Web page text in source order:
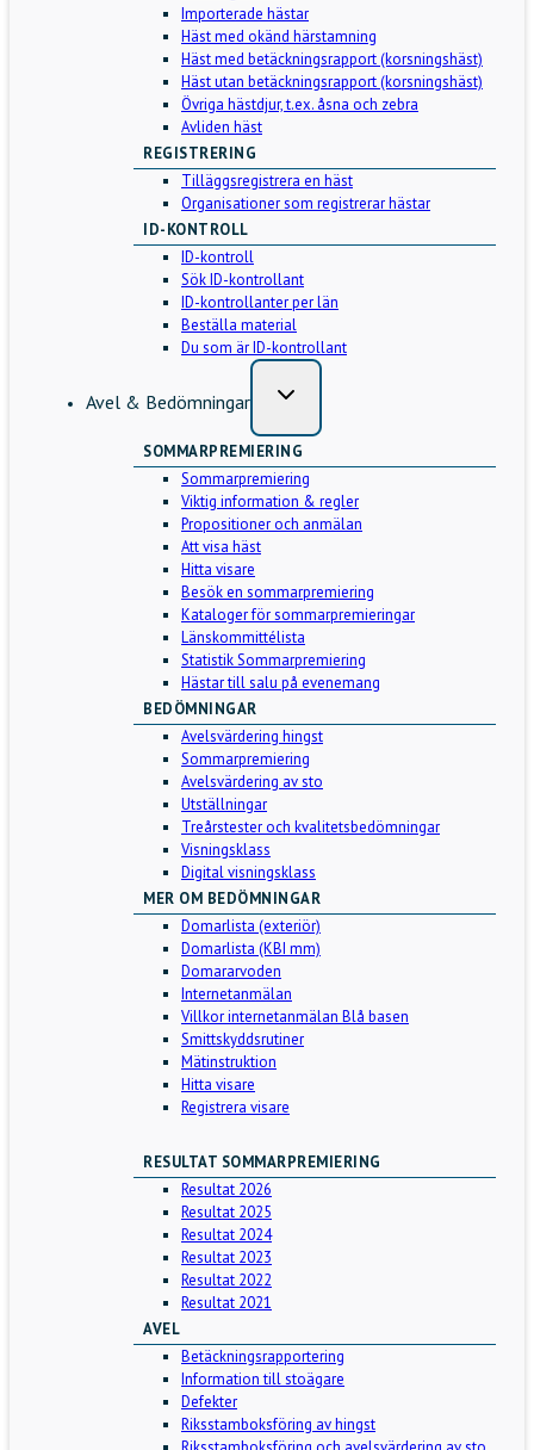
Importerade hästar
Häst med okänd härstamning
Häst med betäckningsrapport (korsningshäst)
Häst utan betäckningsrapport (korsningshäst)
Övriga hästdjur, t.ex. åsna och zebra
Avliden häst
REGISTRERING
Tilläggsregistrera en häst
Organisationer som registrerar hästar
ID-KONTROLL
ID-kontroll
Sök ID-kontrollant
ID-kontrollanter per län
Beställa material
Du som är ID-kontrollant
Avel & Bedömningar
SOMMARPREMIERING
Sommarpremiering
Viktig information & regler
Propositioner och anmälan
Att visa häst
Hitta visare
Besök en sommarpremiering
Kataloger för sommarpremieringar
Länskommittélista
Statistik Sommarpremiering
Hästar till salu på evenemang
BEDÖMNINGAR
Avelsvärdering hingst
Sommarpremiering
Avelsvärdering av sto
Utställningar
Treårstester och kvalitetsbedömningar
Visningsklass
Digital visningsklass
MER OM BEDÖMNINGAR
Domarlista (exteriör)
Domarlista (KBI mm)
Domararvoden
Internetanmälan
Villkor internetanmälan Blå basen
Smittskyddsrutiner
Mätinstruktion
Hitta visare
Registrera visare
RESULTAT SOMMARPREMIERING
Resultat 2026
Resultat 2025
Resultat 2024
Resultat 2023
Resultat 2022
Resultat 2021
AVEL
Betäckningsrapportering
Information till stoägare
Defekter
Riksstamboksföring av hingst